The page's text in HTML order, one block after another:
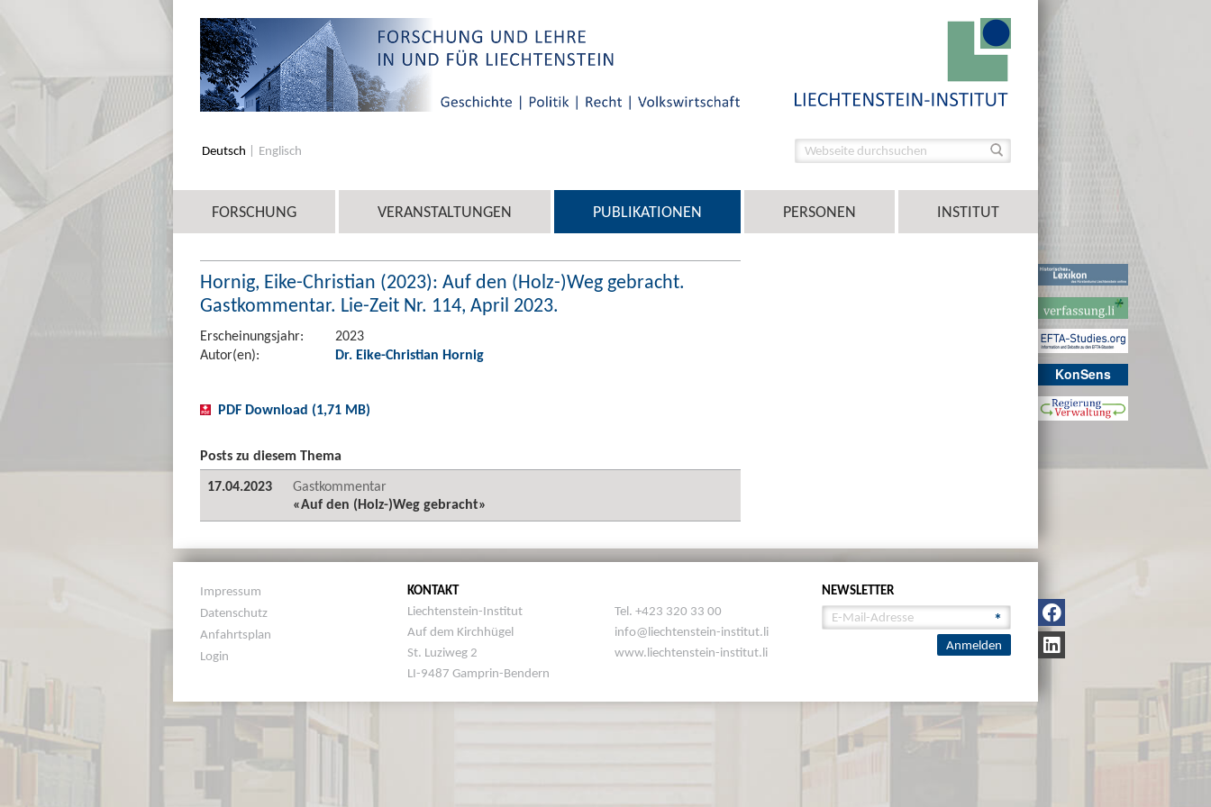
KonSens
Deutsch Englisch
FORSCHUNG VERANSTALTUNGEN PUBLIKATIONEN PERSONEN INSTITUT
Hornig, Eike-Christian (2023): Auf den (Holz-)Weg gebracht.
Gastkommentar. Lie-Zeit Nr. 114, April 2023.
Erscheinungsjahr:
2023
Autor(en):
Dr. Eike-Christian Hornig
PDF Download (1,71 MB)
Posts zu diesem Thema
17.04.2023
Gastkommentar
«Auf den (Holz-)Weg gebracht»
Impressum
Datenschutz
Anfahrtsplan
Login
KONTAKT
Liechtenstein-Institut
Auf dem Kirchhügel
St. Luziweg 2
LI-9487 Gamprin-Bendern
Tel. +423 320 33 00
info@liechtenstein-institut.li
www.liechtenstein-institut.li
NEWSLETTER